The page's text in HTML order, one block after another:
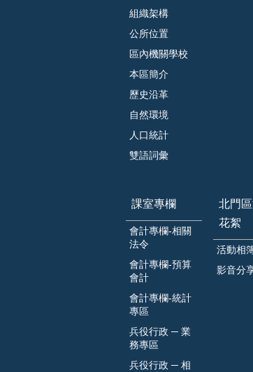
組織架構
公所位置
區內機關學校
本區簡介
歷史沿革
自然環境
人口統計
雙語詞彙
課室專欄
會計專欄-相關
法令
會計專欄-預算
會計
會計專欄-統計
專區
兵役行政 ─ 業
務專區
兵役行政 ─ 相
北門
花絮
活動相
影音分